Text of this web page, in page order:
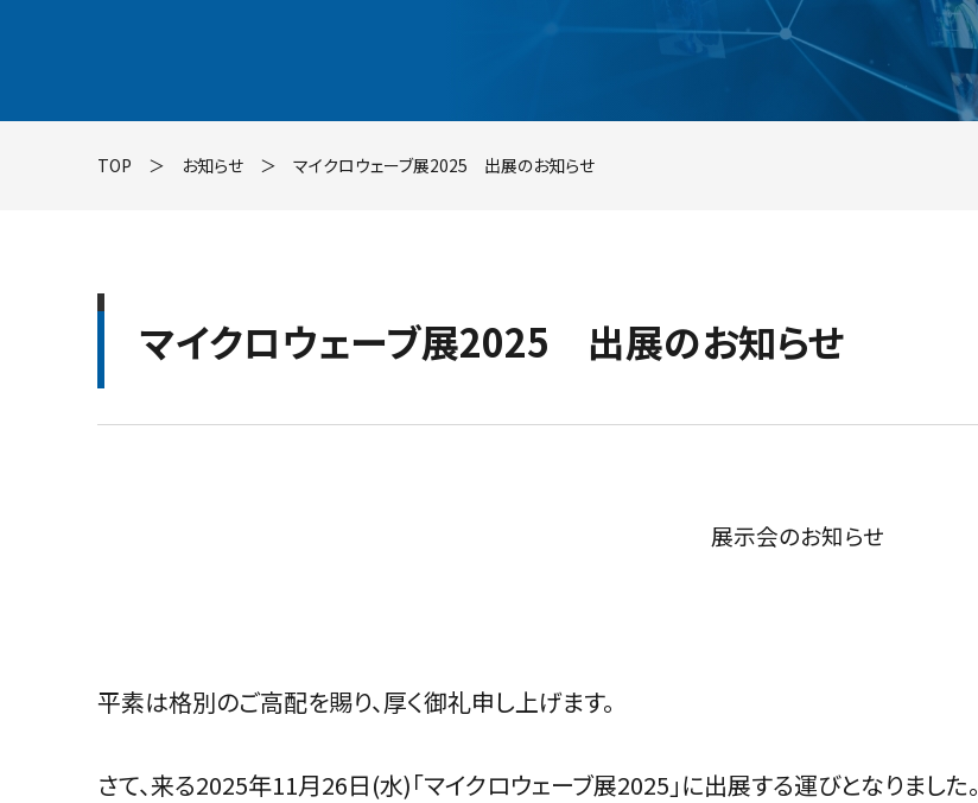
TOP ＞ お知らせ ＞ マイクロウェーブ展2025 出展のお知らせ
マイクロウェーブ展2025 出展のお知らせ
展示会のお知らせ
平素は格別のご高配を賜り、厚く御礼申し上げます。
さて、来る2025年11月26日(水)「マイクロウェーブ展2025」に出展する運びとなりました。